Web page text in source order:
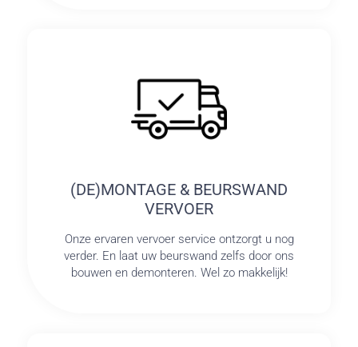
(DE)MONTAGE & BEURSWAND
VERVOER
Onze ervaren vervoer service ontzorgt u nog
verder. En laat uw beurswand zelfs door ons
bouwen en demonteren. Wel zo makkelijk!